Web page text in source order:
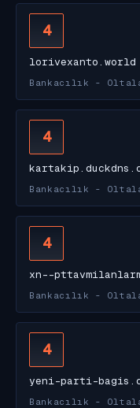
4
lorivexanto.world
Bankacılık -
4
Bankacılık -
4
xn--
Bankacılık -
4
yeni-parti-
Bankacılık -